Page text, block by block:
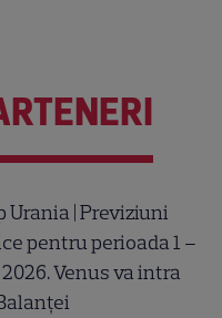
Urania | Previziuni
pentru perioada 1 –
Venus va intra